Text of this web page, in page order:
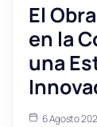
El
en la
una
6 Agosto